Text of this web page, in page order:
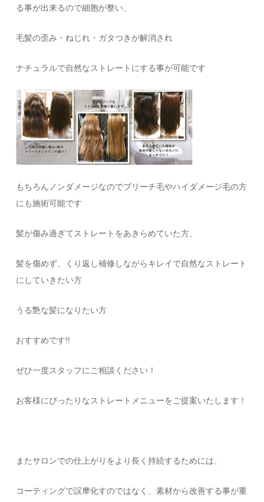
る事が出来るので細胞が整い、
毛髪の歪み・ねじれ・ガタつきが解消され
ナチュラルで自然なストレートにする事が可能です
もちろんノンダメージなのでブリーチ毛やハイダメージ毛の方
にも施術可能です
髪が傷み過ぎてストレートをあきらめていた方、
髪を傷めず、くり返し補修しながらキレイで自然なストレート
にしていきたい方
うる艶な髪になりたい方
おすすめです!!
ぜひ一度スタッフにご相談ください！
お客様にぴったりなストレートメニューをご提案いたします！
またサロンでの仕上がりをより長く持続するためには、
コーティングで誤摩化すのではなく、素材から改善する事が重